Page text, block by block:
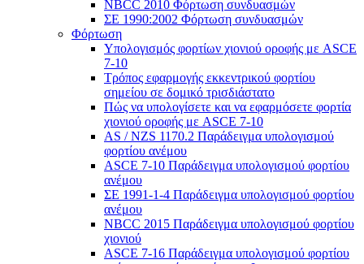
NBCC 2010 Φόρτωση συνδυασμών
ΣΕ 1990:2002 Φόρτωση συνδυασμών
Φόρτωση
Υπολογισμός φορτίων χιονιού οροφής με ASCE
7-10
Τρόπος εφαρμογής εκκεντρικού φορτίου
σημείου σε δομικό τρισδιάστατο
Πώς να υπολογίσετε και να εφαρμόσετε φορτία
χιονιού οροφής με ASCE 7-10
AS / NZS 1170.2 Παράδειγμα υπολογισμού
φορτίου ανέμου
ASCE 7-10 Παράδειγμα υπολογισμού φορτίου
ανέμου
ΣΕ 1991-1-4 Παράδειγμα υπολογισμού φορτίου
ανέμου
NBCC 2015 Παράδειγμα υπολογισμού φορτίου
χιονιού
ASCE 7-16 Παράδειγμα υπολογισμού φορτίου